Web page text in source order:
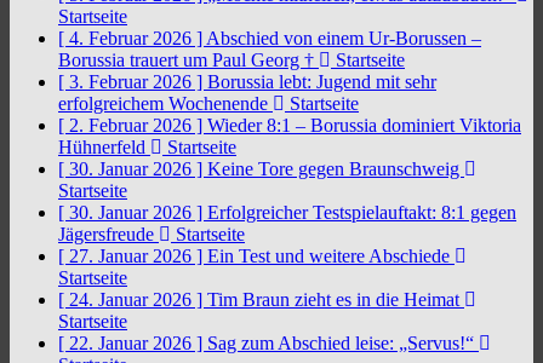
Startseite
[ 4. Februar 2026 ] Abschied von einem Ur-Borussen –
Borussia trauert um Paul Georg †
Startseite
[ 3. Februar 2026 ] Borussia lebt: Jugend mit sehr
erfolgreichem Wochenende
Startseite
[ 2. Februar 2026 ] Wieder 8:1 – Borussia dominiert Viktoria
Hühnerfeld
Startseite
[ 30. Januar 2026 ] Keine Tore gegen Braunschweig
Startseite
[ 30. Januar 2026 ] Erfolgreicher Testspielauftakt: 8:1 gegen
Jägersfreude
Startseite
[ 27. Januar 2026 ] Ein Test und weitere Abschiede
Startseite
[ 24. Januar 2026 ] Tim Braun zieht es in die Heimat
Startseite
[ 22. Januar 2026 ] Sag zum Abschied leise: „Servus!“